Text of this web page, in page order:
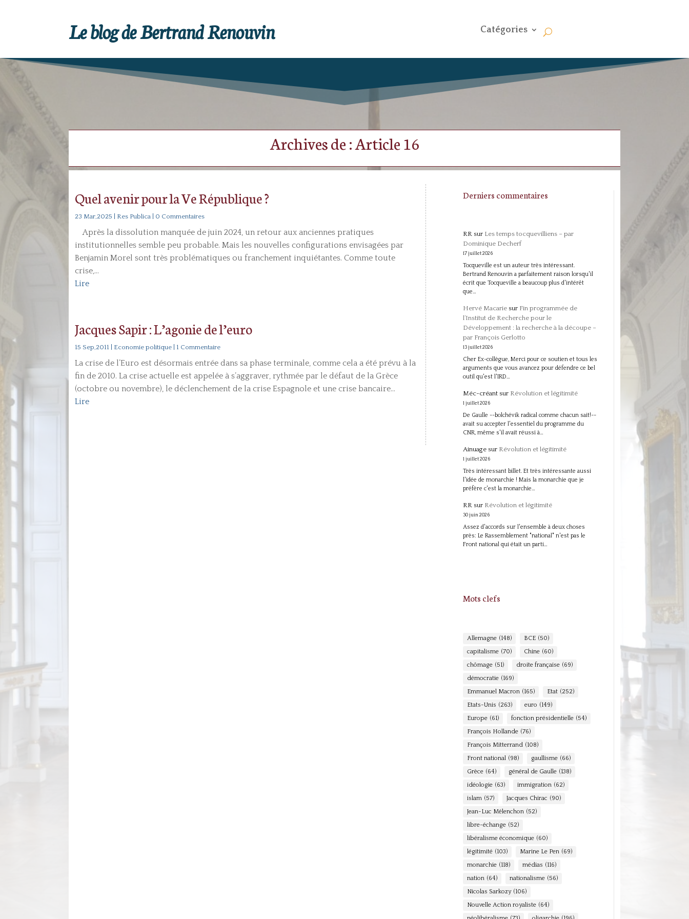
Le blog de Bertrand Renouvin Catégories
Archives de : Article 16
Quel avenir pour la Ve République ?
23 Mar,2025 Res Publica | 0 Commentaires
Après la dissolution manquée de juin 2024, un retour aux anciennes pratiques
institutionnelles semble peu probable. Mais les nouvelles configurations envisagées par
Benjamin Morel sont très problématiques ou franchement inquiétantes. Comme toute
crise,...
Lire
Jacques Sapir : L’agonie de l’euro
15 Sep,2011 Economie politique | 1 Commentaire
La crise de l’Euro est désormais entrée dans sa phase terminale, comme cela a été prévu à la
fin de 2010. La crise actuelle est appelée à s’aggraver, rythmée par le défaut de la Grèce
(octobre ou novembre), le déclenchement de la crise Espagnole et une crise bancaire...
Lire
Derniers commentaires
RRsur Les temps tocquevilliens – par
Dominique Decherf
17 juillet 2026
Tocqueville est un auteur très intéressant.
Bertrand Renouvin a parfaitement raison lorsqu'il
écrit que Tocqueville a beaucoup plus d'intérêt
que…
Hervé Macariesur Fin programmée de
l’Institut de Recherche pour le
Développement : la recherche à la découpe –
par François Gerlotto
13 juillet 2026
Cher Ex-collègue, Merci pour ce soutien et tous les
arguments que vous avancez pour défendre ce bel
outil qu'est l'IRD…
Méc-créantsur Révolution et légitimité
1 juillet 2026
De Gaulle --bolchévik radical comme chacun sait!--
avait su accepter l'essentiel du programme du
CNR, même s'il avait réussi à…
Ainuagesur Révolution et légitimité
1 juillet 2026
Très intéressant billet. Et très intéressante aussi
l'idée de monarchie ! Mais la monarchie que je
préfère c'est la monarchie…
RRsur Révolution et légitimité
30 juin 2026
Assez d'accords sur l'ensemble à deux choses
près: Le Rassemblement "national" n'est pas le
Front national qui était un parti…
Mots clefs
Allemagne (148) BCE (50)
capitalisme (70) Chine (60)
chômage (51) droite française (69)
démocratie (169)
Emmanuel Macron (165) Etat (252)
Etats-Unis (263) euro (149)
Europe (61) fonction présidentielle (54)
François Hollande (76)
François Mitterrand (108)
Front national (98) gaullisme (66)
Grèce (64) général de Gaulle (138)
idéologie (63) immigration (62)
islam (57) Jacques Chirac (90)
Jean-Luc Mélenchon (52)
libre-échange (52)
libéralisme économique (60)
légitimité (103) Marine Le Pen (69)
monarchie (118) médias (116)
nation (64) nationalisme (56)
Nicolas Sarkozy (106)
Nouvelle Action royaliste (64)